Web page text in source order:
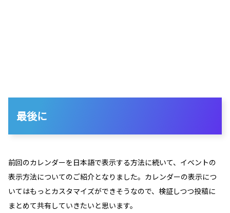
最後に
前回のカレンダーを日本語で表示する方法に続いて、イベントの
表示方法についてのご紹介となりました。カレンダーの表示につ
いてはもっとカスタマイズができそうなので、検証しつつ投稿に
まとめて共有していきたいと思います。